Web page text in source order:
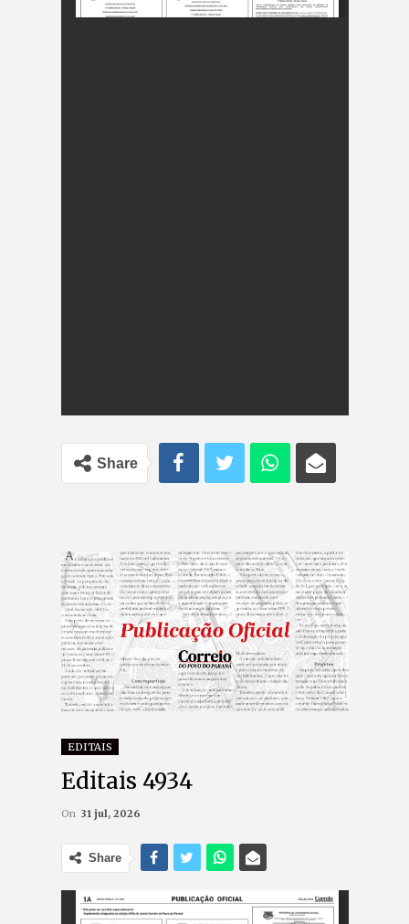
Share
EDITAIS
Editais 4934
On 31 jul, 2026
Share